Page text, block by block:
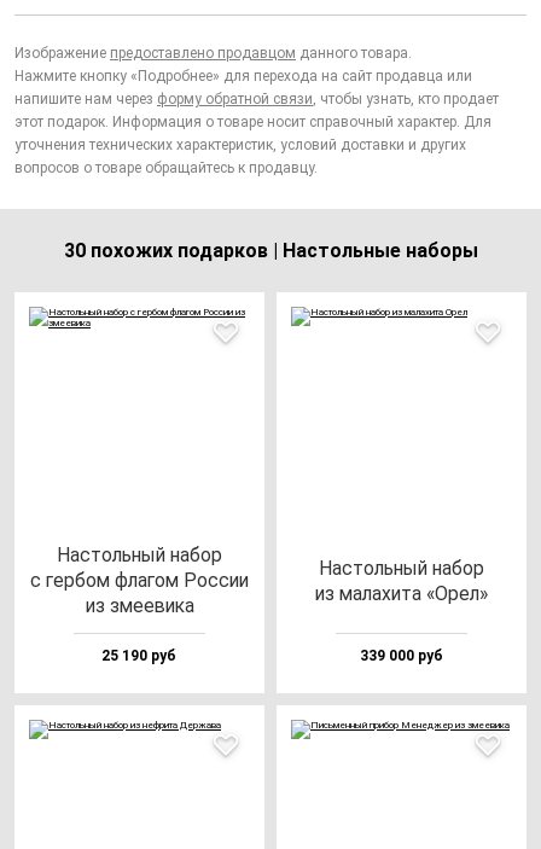
Изображение предоставлено продавцом данного товара.
Нажмите кнопку «Подробнее» для перехода на сайт продавца или
напишите нам через форму обратной связи, чтобы узнать, кто продает
этот подарок. Информация о товаре носит справочный характер. Для
уточнения технических характеристик, условий доставки и других
вопросов о товаре обращайтесь к продавцу.
30 похожих подарков | Настольные наборы
Нас­толь­ный на­бор
с гер­бом фла­гом Рос­сии
из зме­еви­ка
25 190 руб
Нас­толь­ный на­бор
из ма­ла­хи­та «Орел»
339 000 руб